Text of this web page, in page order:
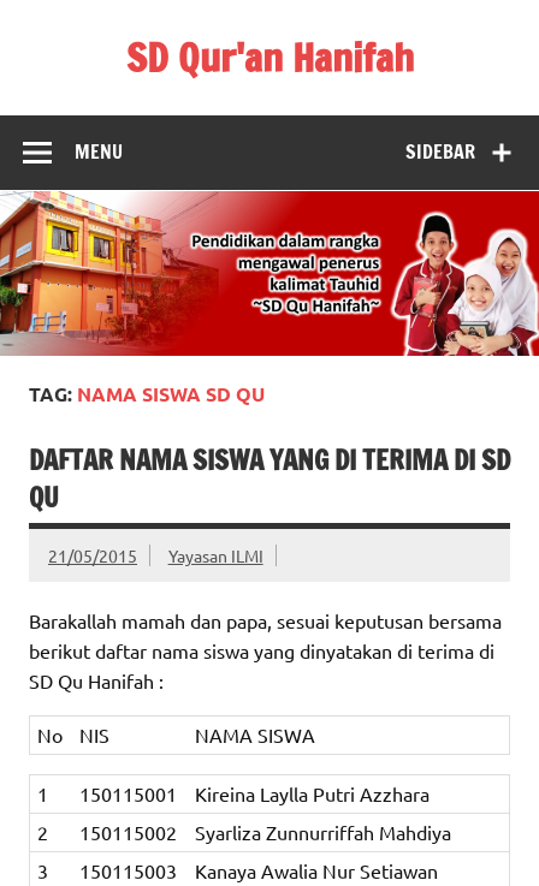
SD Qur'an Hanifah
SIDEBAR
MENU
TAG: NAMA SISWA SD QU
DAFTAR NAMA SISWA YANG DI TERIMA DI SD
QU
21/05/2015 Yayasan ILMI
Barakallah mamah dan papa, sesuai keputusan bersama
berikut daftar nama siswa yang dinyatakan di terima di
SD Qu Hanifah :
No NIS NAMA SISWA
1 150115001
Kireina Laylla Putri Azzhara
2
150115002
Syarliza Zunnurriffah Mahdiya
3
150115003
Kanaya Awalia Nur Setiawan